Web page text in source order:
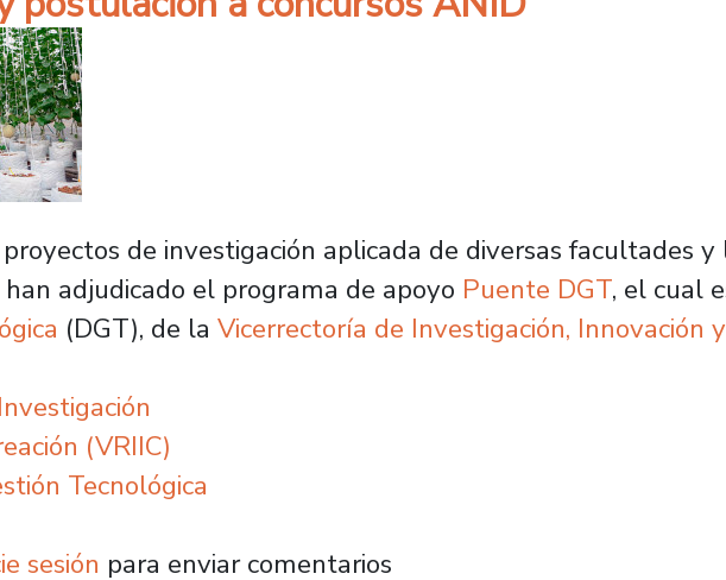
de investigación aplicada de diversas facultades
han adjudicado el programa de apoyo Puente DGT, el cual
(DGT), de la Vicerrectoría de Investigación, Innovación
(VRIIC)
Tecnológica
Investigadores destacan apoyo de programa Puente DGT
sesión para enviar comentarios